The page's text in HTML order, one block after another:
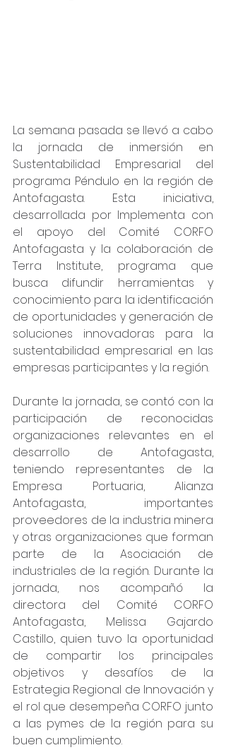
La semana pasada se llevó a cabo
la jornada de inmersión en
Sustentabilidad Empresarial del
programa Péndulo en la región de
Antofagasta. Esta iniciativa,
desarrollada por Implementa con
el apoyo del Comité CORFO
Antofagasta y la colaboración de
Terra Institute, programa que
busca difundir herramientas y
conocimiento para la identificación
de oportunidades y generación de
soluciones innovadoras para la
sustentabilidad empresarial en las
empresas participantes y la región.
Durante la jornada, se contó con la
participación de reconocidas
organizaciones relevantes en el
desarrollo de Antofagasta,
teniendo representantes de la
Empresa Portuaria, Alianza
Antofagasta, importantes
proveedores de la industria minera
y otras organizaciones que forman
parte de la Asociación de
industriales de la región. Durante la
jornada, nos acompañó la
directora del Comité CORFO
Antofagasta, Melissa Gajardo
Castillo, quien tuvo la oportunidad
de compartir los principales
objetivos y desafíos de la
Estrategia Regional de Innovación y
el rol que desempeña CORFO junto
a las pymes de la región para su
buen cumplimiento.